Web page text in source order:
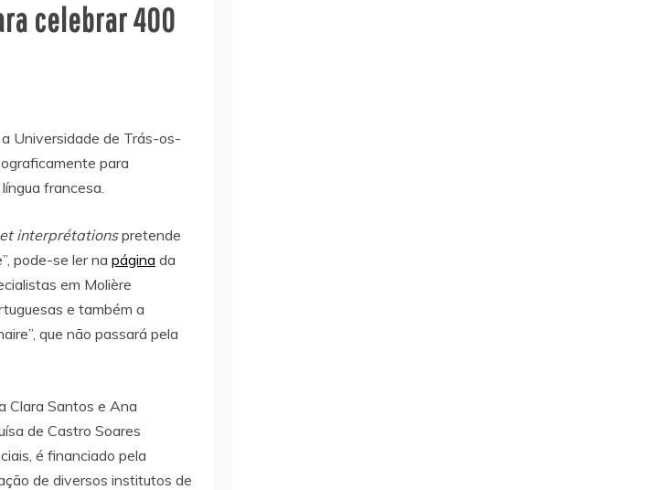
celebrar 400
Universidade de Trás-os-
para
francesa.
interprétationspretende
pode-se ler na página da
em Molière
e também a
que não passará pela
Clara Santos e Ana
de Castro Soares
é financiado pela
de diversos institutos de